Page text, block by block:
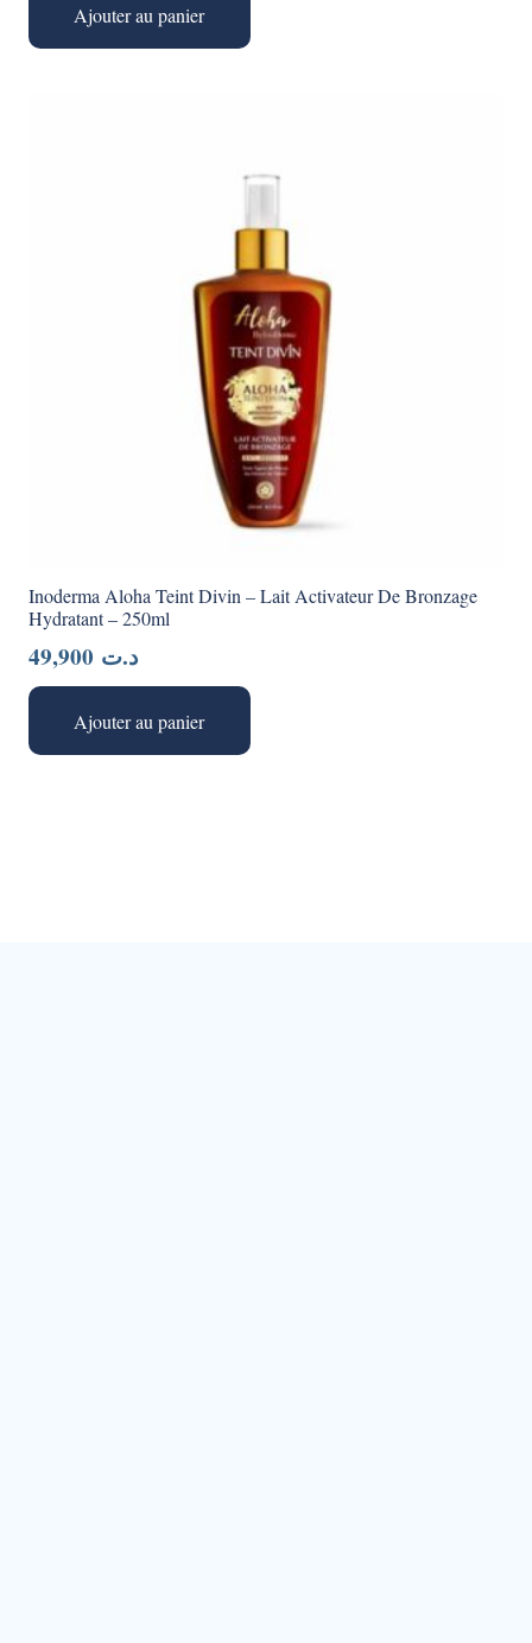
Ajouter au panier
Inoderma Aloha Teint Divin – Lait Activateur De Bronzage
Hydratant – 250ml
د.ت
Ajouter au panier